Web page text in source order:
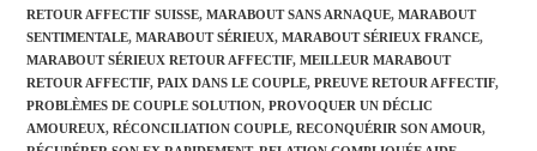
RETOUR AFFECTIF SUISSE, MARABOUT SANS ARNAQUE, MARABOUT
SENTIMENTALE, MARABOUT SÉRIEUX, MARABOUT SÉRIEUX FRANCE,
MARABOUT SÉRIEUX RETOUR AFFECTIF, MEILLEUR MARABOUT
RETOUR AFFECTIF, PAIX DANS LE COUPLE, PREUVE RETOUR AFFECTIF,
PROBLÈMES DE COUPLE SOLUTION, PROVOQUER UN DÉCLIC
AMOUREUX, RÉCONCILIATION COUPLE, RECONQUÉRIR SON AMOUR,